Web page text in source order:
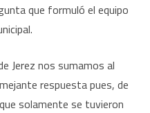
que formuló el equipo
Jerez nos sumamos al
respuesta pues, de
solamente se tuvieron